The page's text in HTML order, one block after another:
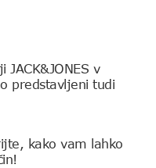
v
predstavljeni tudi
kako vam lahko